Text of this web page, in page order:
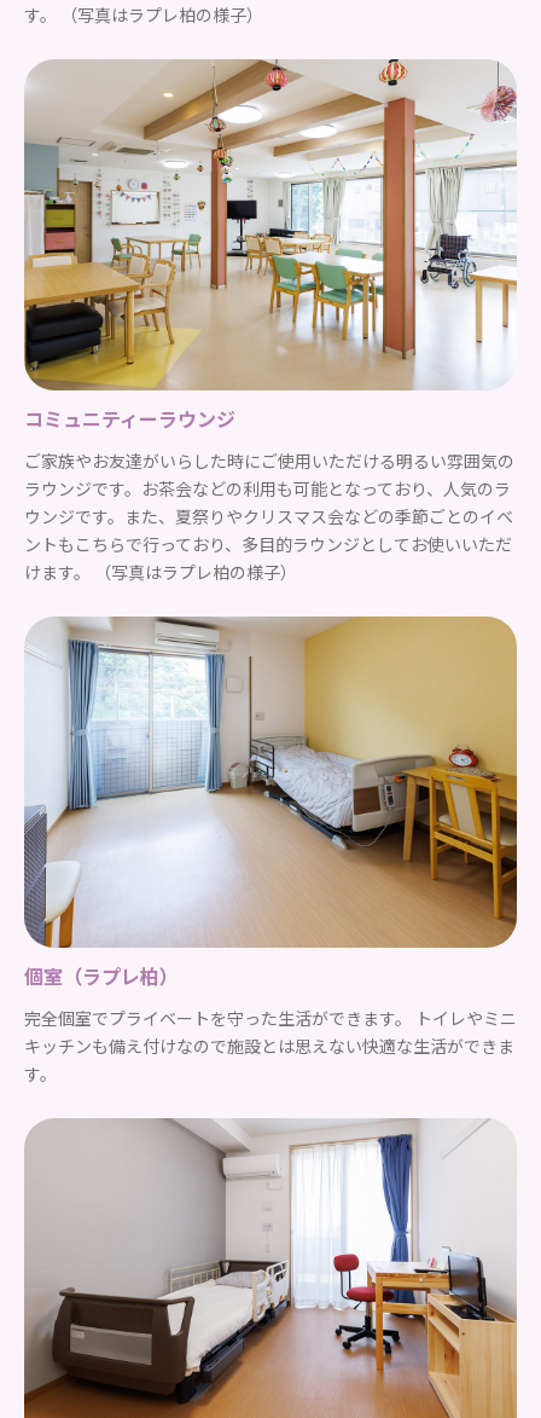
す。 （写真はラプレ柏の様子）
コミュニティーラウンジ
ご家族やお友達がいらした時にご使用いただける明るい雰囲気の
ラウンジです。お茶会などの利用も可能となっており、人気のラ
ウンジです。また、夏祭りやクリスマス会などの季節ごとのイベ
ントもこちらで行っており、多目的ラウンジとしてお使いいただ
けます。 （写真はラプレ柏の様子）
個室（ラプレ柏）
完全個室でプライベートを守った生活ができます。 トイレやミニ
キッチンも備え付けなので施設とは思えない快適な生活ができま
す。